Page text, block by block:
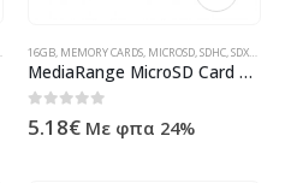
,ΠΡΟΪΌΝΤΑ ΠΛΗΡΟΦΟΡΙΚΉΣ - ΚΙΝΗΤΉΣ
16GB, MEMORY CARDS, MICROSD,SDHC,SDXC ,
MediaRange MicroSD Card 16GB Cl.10 w/Adap. MR958
0out of 5
5.18€ Με φπα 24%